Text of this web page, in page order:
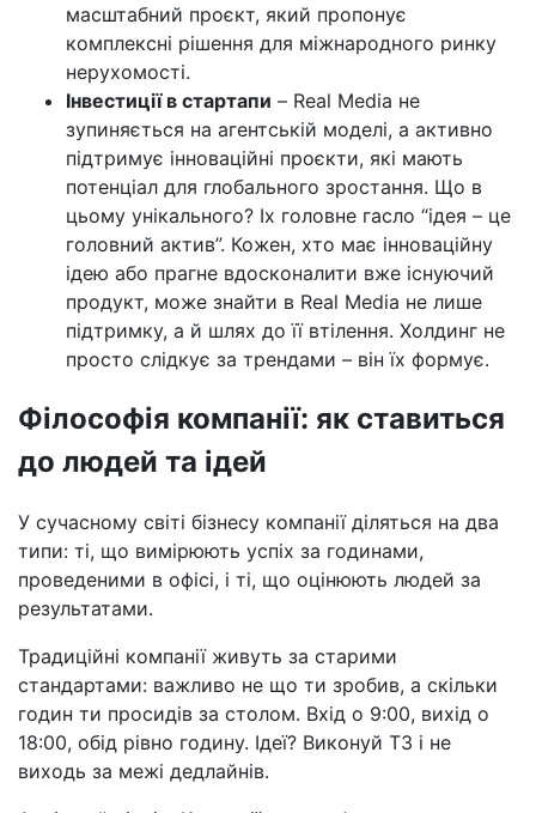
масштабний проєкт, який пропонує
комплексні рішення для міжнародного ринку
нерухомості.
Інвестиції в стартапи – Real Media не
зупиняється на агентській моделі, а активно
підтримує інноваційні проєкти, які мають
потенціал для глобального зростання. Що в
цьому унікального? Іх головне гасло “ідея – це
головний актив”. Кожен, хто має інноваційну
ідею або прагне вдосконалити вже існуючий
продукт, може знайти в Real Media не лише
підтримку, а й шлях до її втілення. Холдинг не
просто слідкує за трендами – він їх формує.
Філософія компанії: як ставиться
до людей та ідей
У сучасному світі бізнесу компанії діляться на два
типи: ті, що вимірюють успіх за годинами,
проведеними в офісі, і ті, що оцінюють людей за
результатами.
Традиційні компанії живуть за старими
стандартами: важливо не що ти зробив, а скільки
годин ти просидів за столом. Вхід о 9:00, вихід о
18:00, обід рівно годину. Ідеї? Виконуй ТЗ і не
виходь за межі дедлайнів.